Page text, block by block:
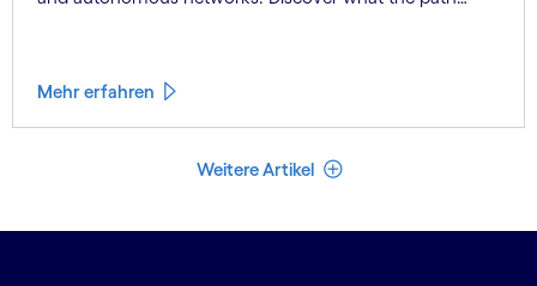
Mehr erfahren
Weitere Artikel Weniger Artikel